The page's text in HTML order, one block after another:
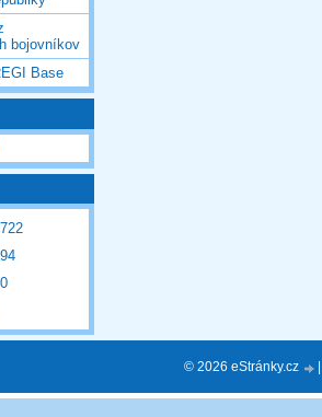
bojovníkov
Base
© 2026 eStránky.cz